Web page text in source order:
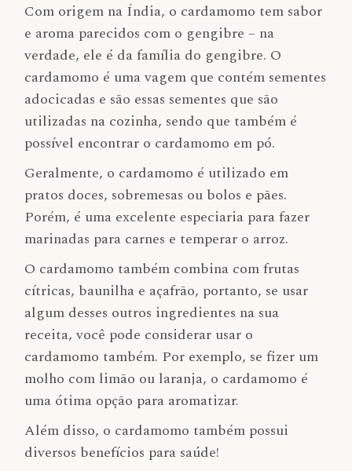
Com origem na Índia, o cardamomo tem sabor
e aroma parecidos com o gengibre – na
verdade, ele é da família do gengibre. O
cardamomo é uma vagem que contém sementes
adocicadas e são essas sementes que são
utilizadas na cozinha, sendo que também é
possível encontrar o cardamomo em pó.
Geralmente, o cardamomo é utilizado em
pratos doces, sobremesas ou bolos e pães.
Porém, é uma excelente especiaria para fazer
marinadas para carnes e temperar o arroz.
O cardamomo também combina com frutas
cítricas, baunilha e açafrão, portanto, se usar
algum desses outros ingredientes na sua
receita, você pode considerar usar o
cardamomo também. Por exemplo, se fizer um
molho com limão ou laranja, o cardamomo é
uma ótima opção para aromatizar.
Além disso, o cardamomo também possui
diversos benefícios para saúde!